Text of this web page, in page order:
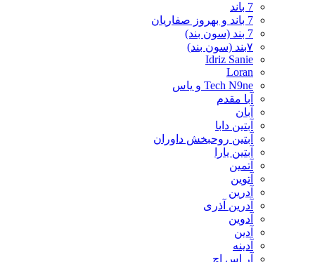
7 باند
7 باند و بهروز صفاریان
7 بند (سون بند)
۷بند (سون بند)
Idriz Sanie
Loran
Tech N9ne و یاس
آبا مقدم
آبان
آبتین دابا
آبتین روحبخش داوران
آبتین یارا
آتمین
آتوین
آدرین
آدرین آذری
آدوین
آدین
آدینه
آر اس اچ